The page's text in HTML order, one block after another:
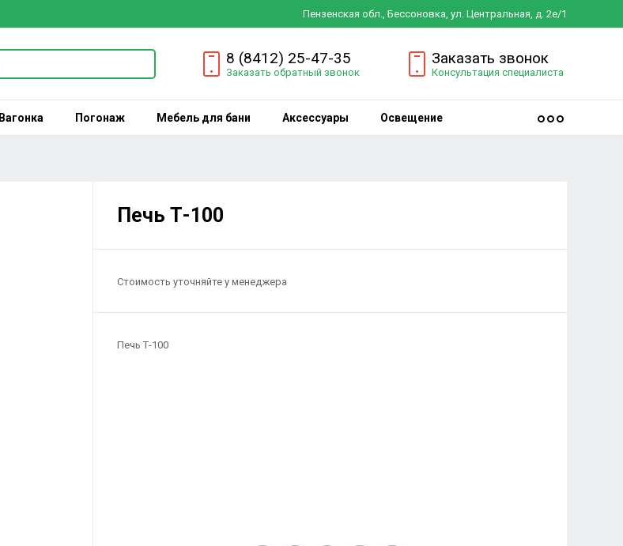
Пензенская обл., Бессоновка, ул. Центральная, д. 2е/1
8 (8412) 25-47-35
Заказать обратный звонок
Заказать звонок
Консультация специалиста
Вагонка Погонаж Мебель для бани Аксессуары Освещение
Печь Т-100
Стоимость уточняйте у менеджера
Печь Т-100